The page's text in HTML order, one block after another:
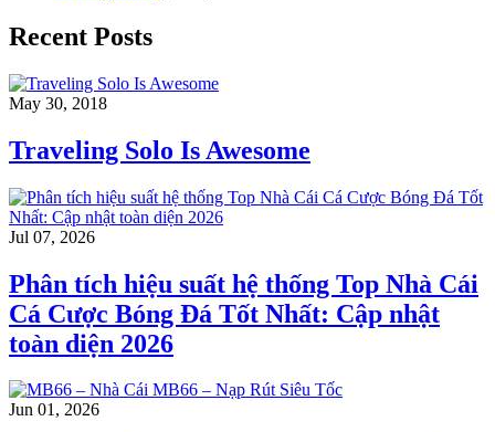
Recent Posts
May 30, 2018
Traveling Solo Is Awesome
Jul 07, 2026
Phân tích hiệu suất hệ thống Top Nhà Cái
Cá Cược Bóng Đá Tốt Nhất: Cập nhật
toàn diện 2026
Jun 01, 2026